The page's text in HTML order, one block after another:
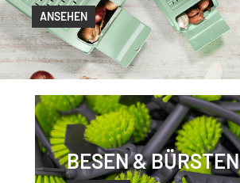
ANSEHEN
BESEN & BÜRSTEN